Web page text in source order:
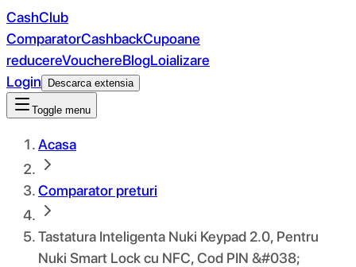
CashClub
ComparatorCashbackCupoane
reducereVouchereBlogLoializare
Login
Descarca extensia
Toggle menu
Acasa
Comparator preturi
Tastatura Inteligenta Nuki Keypad 2.0, Pentru
Nuki Smart Lock cu NFC, Cod PIN &#038;